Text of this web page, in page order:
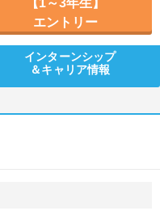
【1～3年生】
エントリー
インターンシップ
＆キャリア情報